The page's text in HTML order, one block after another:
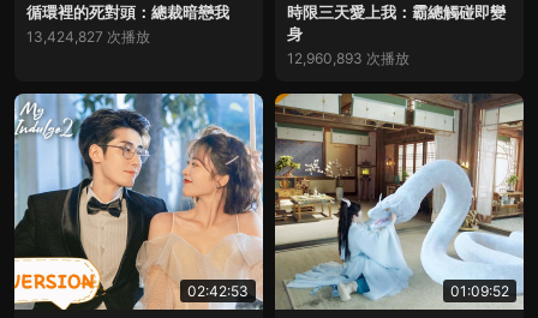
循環裡的死對頭：總裁暗戀我
13,424,827 次播放
時限三天愛上我：霸總觸碰即變
身
12,960,893 次播放
02:42:53 01:09:52